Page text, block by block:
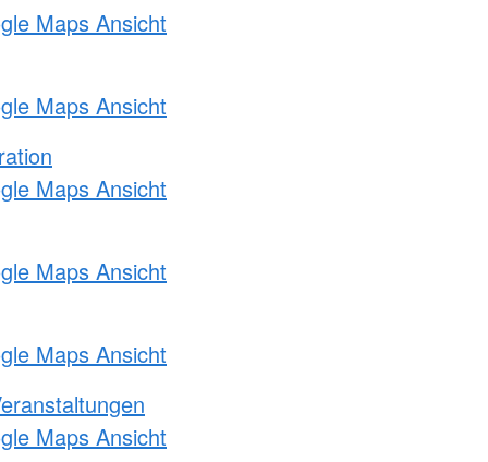
Maps Ansicht
Maps Ansicht
Maps Ansicht
Maps Ansicht
Maps Ansicht
Maps Ansicht